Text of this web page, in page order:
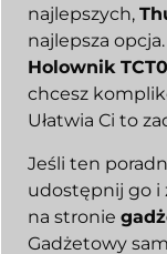
najlepszych,
najlepsza
Holownik
chcesz
Ułatwia Ci to
Jeśli ten
udostępnij go i
na stronie
Gadżetowy